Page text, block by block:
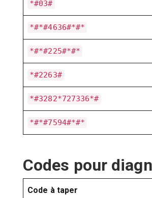
*#03#
*#*#4636#*#*
*#*#225#*#*
*#2263#
*#3282*727336*#
*#*#7594#*#*
Codes pour
Code à taper